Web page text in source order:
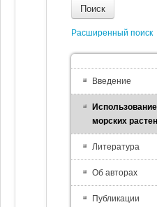
Поиск
Расширенный поиск
Введение
Использование
морских
Литература
Об авторах
Публикации